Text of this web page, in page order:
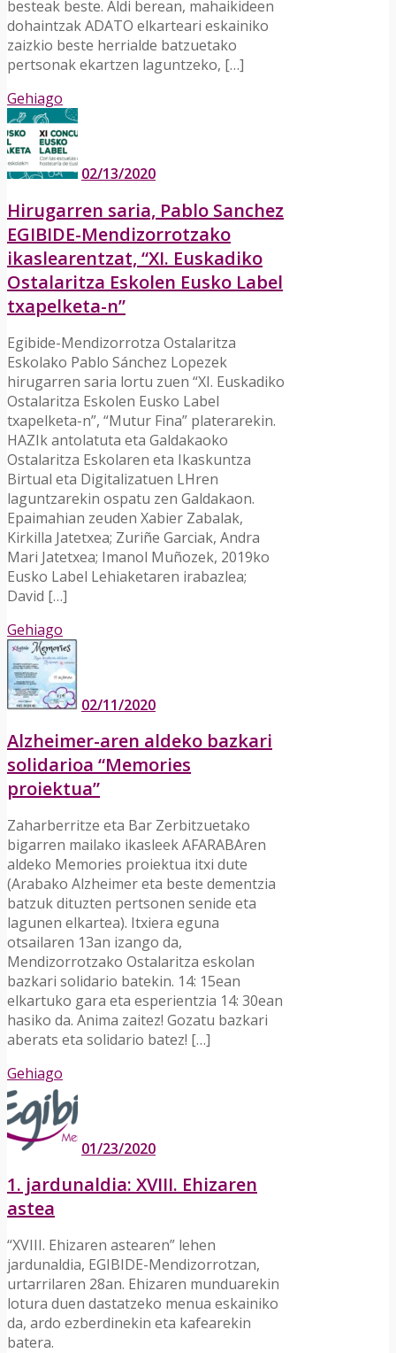
besteak beste. Aldi berean, mahaikideen
dohaintzak ADATO elkarteari eskainiko
zaizkio beste herrialde batzuetako
pertsonak ekartzen laguntzeko, […]
Gehiago
02/13/2020
Hirugarren saria, Pablo Sanchez
EGIBIDE-Mendizorrotzako
ikaslearentzat, “XI. Euskadiko
Ostalaritza Eskolen Eusko Label
txapelketa-n”
Egibide-Mendizorrotza Ostalaritza
Eskolako Pablo Sánchez Lopezek
hirugarren saria lortu zuen “XI. Euskadiko
Ostalaritza Eskolen Eusko Label
txapelketa-n”, “Mutur Fina” platerarekin.
HAZIk antolatuta eta Galdakaoko
Ostalaritza Eskolaren eta Ikaskuntza
Birtual eta Digitalizatuen LHren
laguntzarekin ospatu zen Galdakaon.
Epaimahian zeuden Xabier Zabalak,
Kirkilla Jatetxea; Zuriñe Garciak, Andra
Mari Jatetxea; Imanol Muñozek, 2019ko
Eusko Label Lehiaketaren irabazlea;
David […]
Gehiago
02/11/2020
Alzheimer-aren aldeko bazkari
solidarioa “Memories
proiektua”
Zaharberritze eta Bar Zerbitzuetako
bigarren mailako ikasleek AFARABAren
aldeko Memories proiektua itxi dute
(Arabako Alzheimer eta beste dementzia
batzuk dituzten pertsonen senide eta
lagunen elkartea). Itxiera eguna
otsailaren 13an izango da,
Mendizorrotzako Ostalaritza eskolan
bazkari solidario batekin. 14: 15ean
elkartuko gara eta esperientzia 14: 30ean
hasiko da. Anima zaitez! Gozatu bazkari
aberats eta solidario batez! […]
Gehiago
01/23/2020
1. jardunaldia: XVIII. Ehizaren
astea
“XVIII. Ehizaren astearen” lehen
jardunaldia, EGIBIDE-Mendizorrotzan,
urtarrilaren 28an. Ehizaren munduarekin
lotura duen dastatzeko menua eskainiko
da, ardo ezberdinekin eta kafearekin
batera.